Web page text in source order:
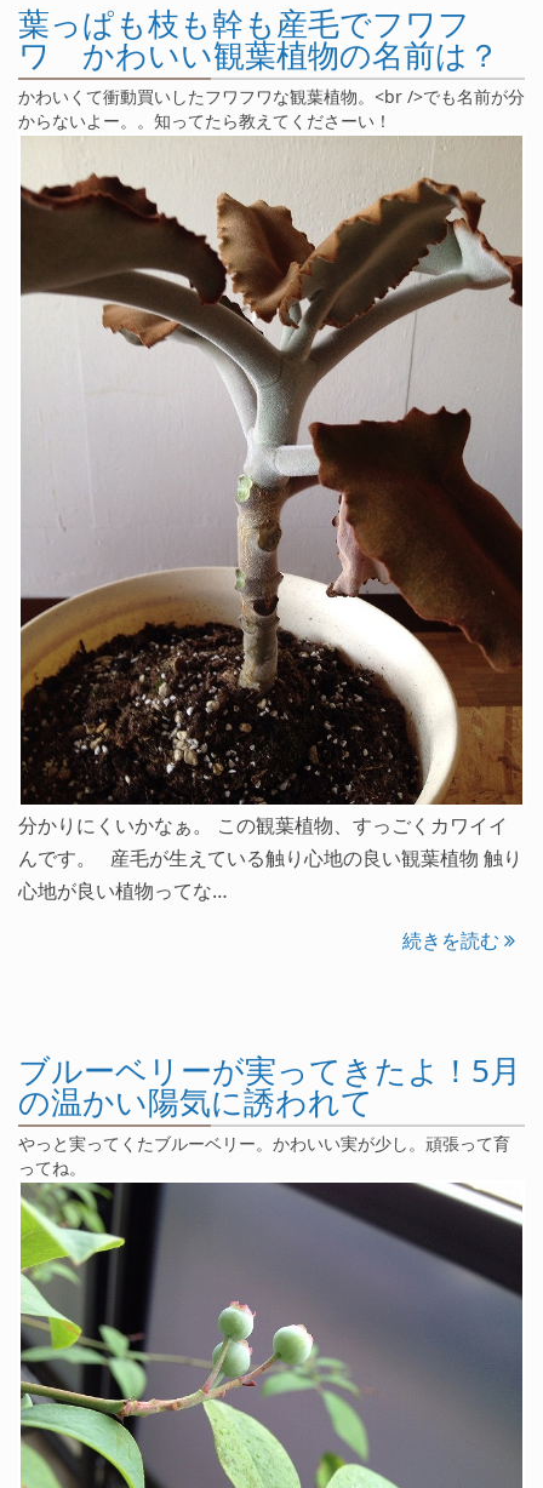
葉っぱも枝も幹も産毛でフワフ
ワ かわいい観葉植物の名前は？
かわいくて衝動買いしたフワフワな観葉植物。<br />でも名前が分
からないよー。。知ってたら教えてくださーい！
分かりにくいかなぁ。 この観葉植物、すっごくカワイイ
んです。 産毛が生えている触り心地の良い観葉植物 触り
心地が良い植物ってな…
続きを読む
ブルーベリーが実ってきたよ！5月
の温かい陽気に誘われて
やっと実ってくたブルーベリー。かわいい実が少し。頑張って育
ってね。